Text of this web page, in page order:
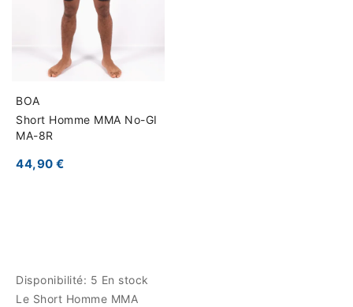
BOA
Short Homme MMA No-GI
MA-8R
44,90 €
Disponibilité: 5 En stock
Le Short Homme MMA